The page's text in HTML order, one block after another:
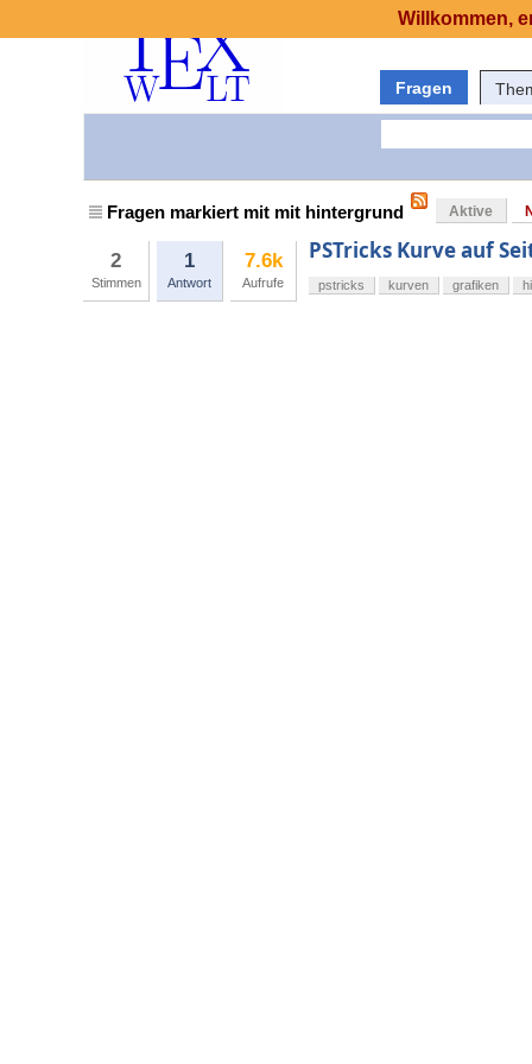
Fragen
Fragen markiert mit mit hintergrund Aktive
2
Stimmen
1
Antwort
7.6k
Aufrufe
PSTricks Kurve auf
pstricks kurven grafiken
Willkommen,